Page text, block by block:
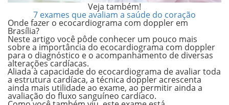
Veja também!
7 exames que avaliam a saúde do coração
Onde fazer o ecocardiograma com doppler em
Brasília?
Neste artigo você pôde conhecer um pouco mais
sobre a importância do ecocardiograma com doppler
para o diagnóstico e o acompanhamento de diversas
alterações cardíacas.
Aliada à capacidade do ecocardiograma de avaliar toda
a estrutura cardíaca, a técnica doppler acrescenta
ainda mais utilidade ao exame, ao permitir ainda a
avaliação do fluxo sanguíneo cardíaco.